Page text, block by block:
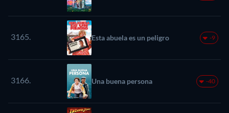
3165. Esta abuela es un peligro -9
3166. Una buena persona -40